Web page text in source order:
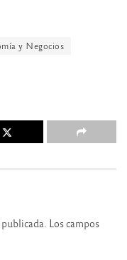
y Negocios
Los campos